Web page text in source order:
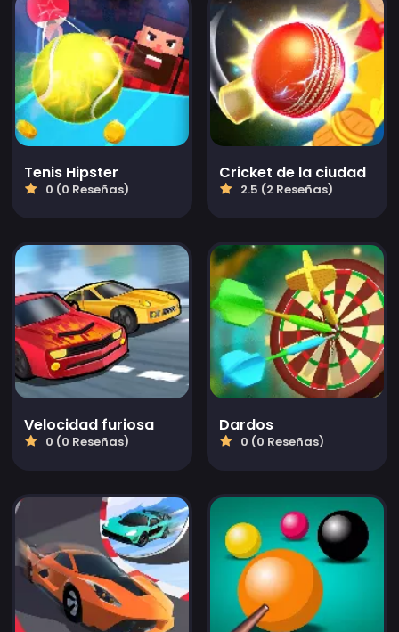
Tenis Hipster
0 (0 Reseñas)
Cricket de la ciudad
2.5 (2 Reseñas)
Velocidad furiosa
0 (0 Reseñas)
Dardos
0 (0 Reseñas)